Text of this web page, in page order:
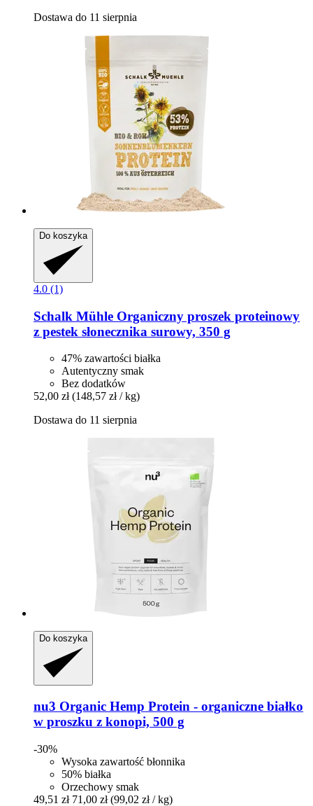
Dostawa do 11 sierpnia
Do koszyka
4.0 (1)
Schalk Mühle Organiczny proszek proteinowy
z pestek słonecznika surowy, 350 g
47% zawartości białka
Autentyczny smak
Bez dodatków
52,00 zł (148,57 zł / kg)
Dostawa do 11 sierpnia
Do koszyka
nu3 Organic Hemp Protein -​ organiczne białko
w proszku z konopi, 500 g
-30%
Wysoka zawartość błonnika
50% białka
Orzechowy smak
49,51 zł 71,00 zł (99,02 zł / kg)